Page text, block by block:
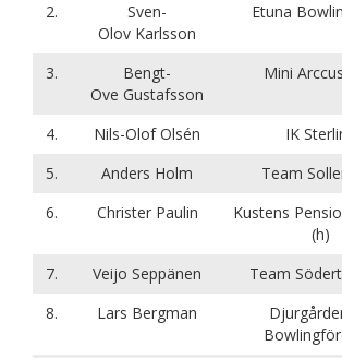
2.
Sven-
Olov Karlsson
Etuna
3.
Bengt-
Ove Gustafsson
Mini
4. Nils-Olof Olsén IK
5.
Anders Holm
Team
6.
Christer Paulin
Kustens
(h)
7.
Veijo Seppänen
Team
8.
Lars Bergman